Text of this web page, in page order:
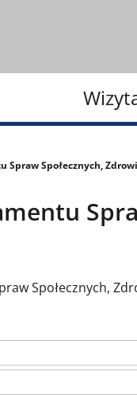
Społecznych,
Społecznych,